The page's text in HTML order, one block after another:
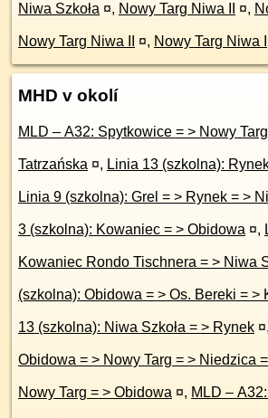
Niwa Szkoła ¤, Nowy Targ Niwa II ¤,
Nowy Targ Niwa II ¤, Nowy Targ Niwa I
MHD v okolí
MLD – A32: Spytkowice = > Nowy Targ = > Bukowina
Tatrzańska ¤,
Linia
3 (szkolna): Kowaniec = > Obidowa ¤,
Kowaniec Rondo
13 (szkolna): Niwa Szkoła = > Rynek ¤,
Obidowa = > Nowy Targ = > Niedzica = > Tylmanowa = >
Nowy Targ = > Obidowa ¤, MLD –